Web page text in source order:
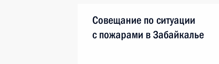
Совещание по ситуации
с пожарами в Забайкалье